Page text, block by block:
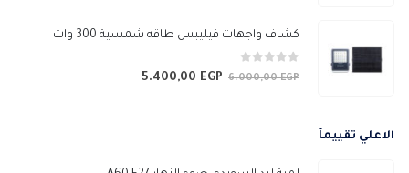
هو:
هو:
كشاف واجهات فيليبس طاقه شمسية 300 وات
0 من 56.000,00EGP
السعر5.400,00 EGP
السعر
الاعلي تقييمآ